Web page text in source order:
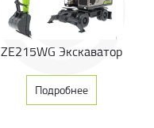
ZE215WG Экскаватор
Подробнее